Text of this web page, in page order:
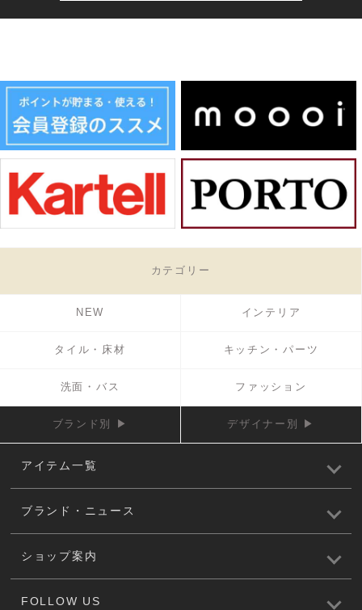
カテゴリー
NEW インテリア
タイル・床材 キッチン・パーツ
洗面・バス ファッション
ブランド別 ▶ デザイナー別 ▶
アイテム一覧
ブランド・ニュース
ショップ案内
FOLLOW US